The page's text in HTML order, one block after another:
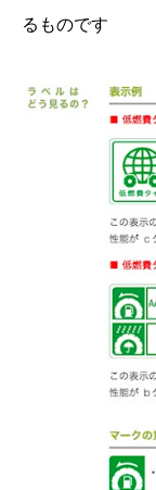
るものです